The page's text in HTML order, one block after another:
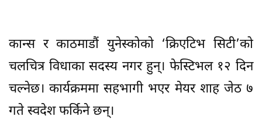
कान्स र काठमाडौं युनेस्कोको ‘क्रिएटिभ सिटी’को
चलचित्र विधाका सदस्य नगर हुन्। फेस्टिभल १२ दिन
चल्नेछ। कार्यक्रममा सहभागी भएर मेयर शाह जेठ ७
गते स्वदेश फर्किने छन्।